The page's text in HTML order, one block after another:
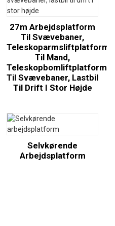
27m Arbejdsplatform
Til Svævebaner,
Teleskoparmsliftplatform
Til Mand,
Teleskopbomliftplatform
Til Svævebaner, Lastbil
Til Drift I Stor Højde
Selvkørende
Arbejdsplatform